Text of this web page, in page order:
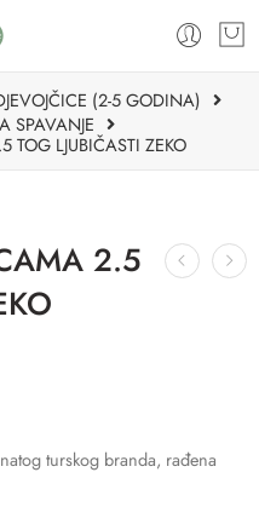
(2-5 GODINA)
SPAVANJE
LJUBIČASTI ZEKO
2.5
turskog branda, rađena